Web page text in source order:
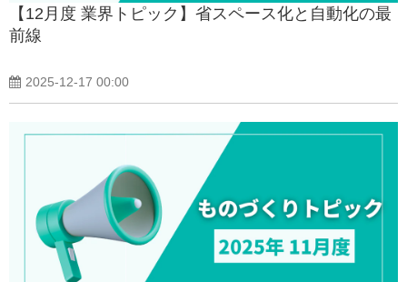
【12月度 業界トピック】省スペース化と自動化の最
前線
2025-12-17 00:00